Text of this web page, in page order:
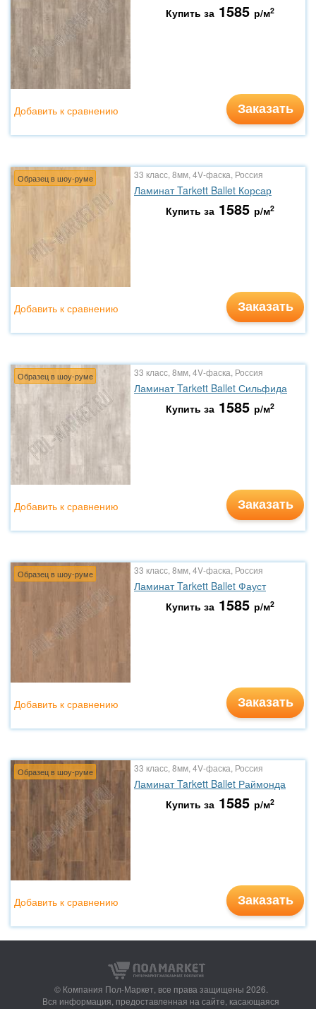
Купить за 1585 р/м2
Заказать
Добавить к сравнению
Образец в шоу-руме 33 класс, 8мм, 4V-фаска, Россия
Ламинат Tarkett Ballet Корсар
Купить за 1585 р/м2
Заказать
Добавить к сравнению
Образец в шоу-руме 33 класс, 8мм, 4V-фаска, Россия
Ламинат Tarkett Ballet Сильфида
Купить за 1585 р/м2
Заказать
Добавить к сравнению
Образец в шоу-руме 33 класс, 8мм, 4V-фаска, Россия
Ламинат Tarkett Ballet Фауст
Купить за 1585 р/м2
Заказать
Добавить к сравнению
Образец в шоу-руме 33 класс, 8мм, 4V-фаска, Россия
Ламинат Tarkett Ballet Раймонда
Купить за 1585 р/м2
Заказать
Добавить к сравнению
© Компания Пол-Маркет, все права защищены 2026.
Вся информация, предоставленная на сайте, касающаяся